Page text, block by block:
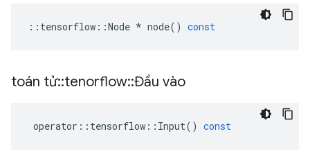
:: tensorflow ::Node * node() const
toán tử::tenorflow::Đầu vào
operator :: tensorflow :: Input() const